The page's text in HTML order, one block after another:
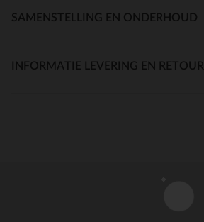
SAMENSTELLING EN ONDERHOUD
INFORMATIE LEVERING EN RETOUR